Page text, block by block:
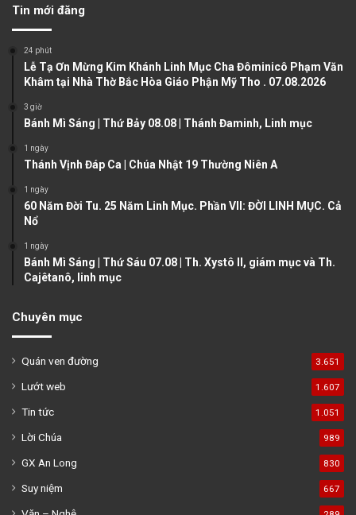
u
s
g
e
Tin mới đăng
24 phút
Lễ Tạ Ơn Mừng Kim Khánh Linh Mục Cha Đôminicô Phạm Văn
Khâm tại Nhà Thờ Bắc Hòa Giáo Phận Mỹ Tho . 07.08.2026
3 giờ
Bánh Mì Sáng | Thứ Bảy 08.08 | Thánh Đaminh, Linh mục
1 ngày
Thánh Vịnh Đáp Ca | Chúa Nhật 19 Thường Niên A
1 ngày
60 Năm Đời Tu. 25 Năm Linh Mục. Phần VII: ĐỜI LINH MỤC. Cả
Nổ
1 ngày
Bánh Mì Sáng | Thứ Sáu 07.08 | Th. Xystô II, giám mục và Th.
Cajêtanô, linh mục
Chuyên mục
Quán ven đường 3.651
Lướt web 1.607
Tin tức 1.051
Lời Chúa 989
GX An Long 830
Suy niệm 667